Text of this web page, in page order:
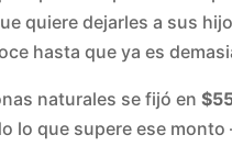
quiere dejarles a sus
hasta que ya es
naturales se fijó en
lo que supere ese